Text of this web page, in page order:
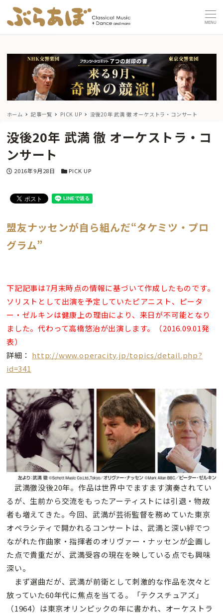
MENU
ホーム 記事一覧 PICK UP 没後20年 武満 徹 オーケストラ・コンサート
没後20年 武満 徹 オーケストラ・コ
ンサート
投稿日
2016年9月28日 カテゴリー
PICK UP
盟友ナッセンが自ら組んだ“タケミツ・プロ
グラム”
下記記事は7月末時点の情報に基づいて作成したものです。
ソリストとして出演を予定していたピアニスト、ピータ
ー・ゼルキンは健康上の理由により、来日が不可能となり
ました。代わって高橋悠治が出演します。（2016.09.01発
表）
詳細： http://www.operacity.jp/topics/detail.php?
id=341
武満徹没後20年。作品は世界中でますます演奏されてい
るが、生前から交流をもったアーティストには引退・物故
者も増えてきた。今回、武満が芸術監督を務めていた東京
オペラシティで開かれるコンサートは、武満と深い絆でつ
ながれた作曲家・指揮者のオリヴァー・ナッセンが企画し
た点で貴重だが、武満受容の現在を映している点でも興味
深い。
まず選曲だが、武満が前衛として刺激的な作品を次々と
放っていた60年代に焦点を当てる。「テクスチュアズ」
（1964）は東京オリンピックの年に書かれ、オーケストラ